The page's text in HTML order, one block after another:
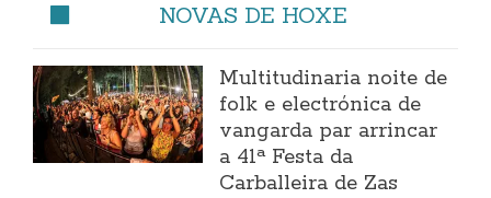
NOVAS DE HOXE
Multitudinaria noite de
folk e electrónica de
vangarda par arrincar
a 41ª Festa da
Carballeira de Zas